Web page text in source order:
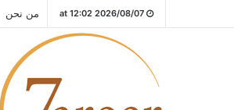
2026/08/07 at 12:02 من نحن